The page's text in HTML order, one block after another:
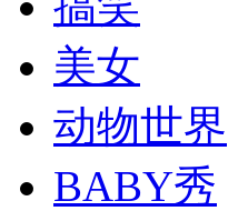
消防员救轻生者
美女
动物世界
BABY秀